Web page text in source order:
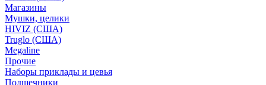
Магазины
Мушки, целики
HIVIZ (США)
Truglo (США)
Megaline
Прочие
Наборы приклады и цевья
Подщечники